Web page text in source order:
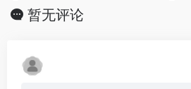
暂无评论